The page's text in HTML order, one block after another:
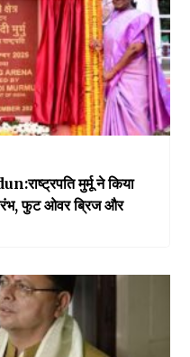
मुर्मू ने किया
फुट ओवर ब्रिज और